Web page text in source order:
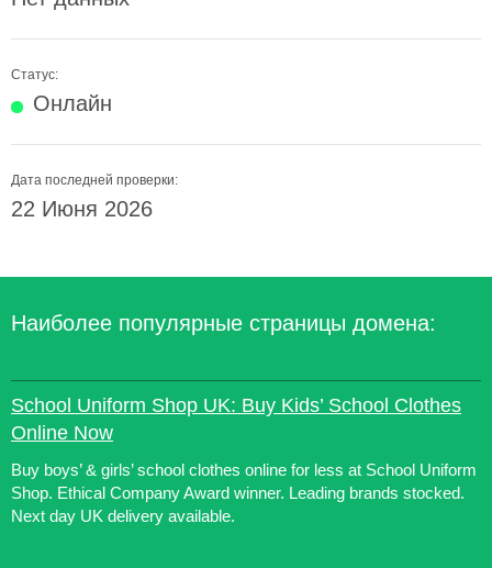
Статус:
Онлайн
Дата последней проверки:
22 Июня 2026
Наиболее популярные страницы домена:
School Uniform Shop UK: Buy Kids’ School Clothes
Online Now
Buy boys’ & girls’ school clothes online for less at School Uniform
Shop. Ethical Company Award winner. Leading brands stocked.
Next day UK delivery available.